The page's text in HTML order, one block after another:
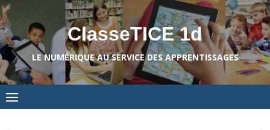
Skip
to
content
ClasseTICE 1d
LE NUMÉRIQUE AU SERVICE DES APPRENTISSAGES